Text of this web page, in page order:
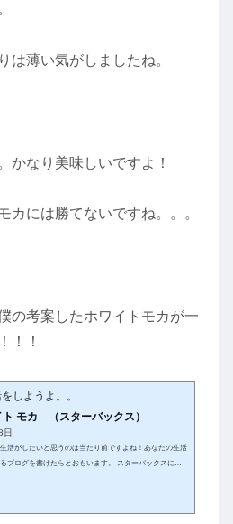
は薄い気がしましたね。
かなり美味しいですよ！
カには勝てないですね。。。
の考案したホワイトモカが一
！！
しようよ。。
ト モカ （スターバックス）
日
活がしたいと思うのは当たり前ですよね！あなたの生活
ブログを書けたらとおもいます。 スターバックスに行